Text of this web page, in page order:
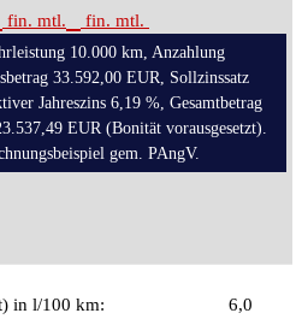
fin. mtl. fin. mtl.
10.000 km, Anzahlung
33.592,00 EUR, Sollzinssatz
Jahreszins 6,19 %, Gesamtbetrag
EUR (Bonität vorausgesetzt).
gem. PAngV.
in l/100 km:
6,0